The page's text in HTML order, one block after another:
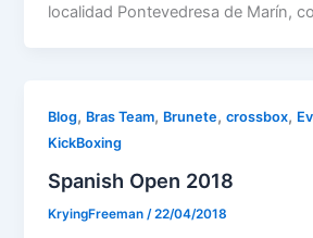
localidad Pontevedresa de Marín,
Blog, Bras Team, Brunete,crossbox,
KickBoxing
Spanish Open 2018
KryingFreeman/22/04/2018